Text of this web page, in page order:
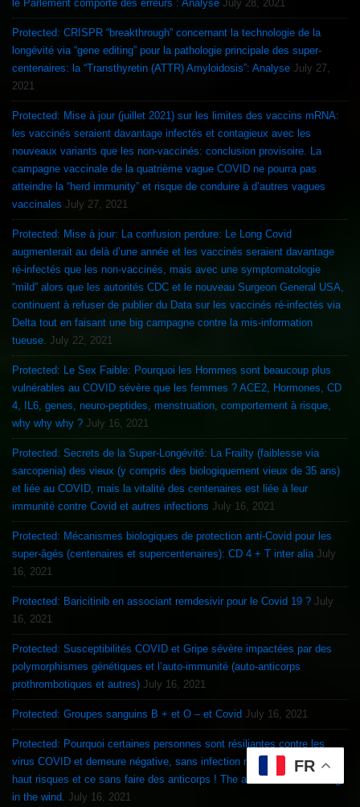
le Parlement comporte des erreurs : Analyse July 28, 2021
Protected: CRISPR “breakthrough” concernant la technologie de la
longévité via “gene editing” pour la pathologie principale des super-
centenaires: la “Transthyretin (ATTR) Amyloidosis”: Analyse July 27,
2021
Protected: Mise à jour (juillet 2021) sur les limites des vaccins mRNA:
les vaccinés seraient davantage infectés et contagieux avec les
nouveaux variants que les non-vaccinés: conclusion provisoire. La
campagne vaccinale de la quatrième vague COVID ne pourra pas
atteindre la “herd immunity” et risque de conduire à d’autres vagues
vaccinales July 27, 2021
Protected: Mise à jour: La confusion perdure: Le Long Covid
augmenterait au delà d’une année et les vaccinés seraient davantage
ré-infectés que les non-vaccinés, mais avec une symptomatologie
“mild” alors que les autorités CDC et le nouveau Surgeon General USA,
continuent à refuser de publier du Data sur les vaccinés ré-infectés via
Delta tout en faisant une big campagne contre la mis-information
tueuse. July 22, 2021
Protected: Le Sex Faible: Pourquoi les Hommes sont beaucoup plus
vulnérables au COVID sévère que les femmes ? ACE2, Hormones, CD
4, IL6, genes, neuro-peptides, menstruation, comportement à risque,
why why why ? July 16, 2021
Protected: Secrets de la Super-Longévité: La Frailty (faiblesse via
sarcopenia) des vieux (y compris des biologiquement vieux de 35 ans)
et liée au COVID, mais la vitalité des centenaires est liée à leur
immunité contre Covid et autres infections July 16, 2021
Protected: Mécanismes biologiques de protection anti-Covid pour les
super-âgés (centenaires et supercentenaires): CD 4 + T inter alia July
16, 2021
Protected: Baricitinib en associant remdesivir pour le Covid 19 ? July
16, 2021
Protected: Susceptibilités COVID et Gripe sévère impactées par des
polymorphismes génétiques et l’auto-immunité (auto-anticorps
prothrombotiques et autres) July 16, 2021
Protected: Groupes sanguins B + et O – et Covid July 16, 2021
Protected: Pourquoi certaines personnes sont résiliantes contre les
virus COVID et demeure négative, sans infection meme dans un lieu à
haut risques et ce sans faire des anticorps ! The answer is not blowing
in the wind. July 16, 2021
FR